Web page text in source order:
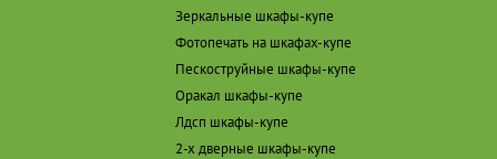
Зеркальные шкафы-купе
Фотопечать на шкафах-купе
Пескоструйные шкафы-купе
Оракал шкафы-купе
Лдсп шкафы-купе
2-х дверные шкафы-купе